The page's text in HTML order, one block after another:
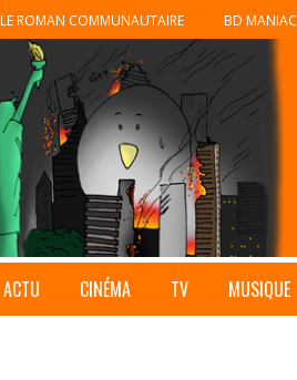
LE ROMAN COMMUNAUTAIRE BD MANIAC
ACTU CINÉMA TV MUSIQUE